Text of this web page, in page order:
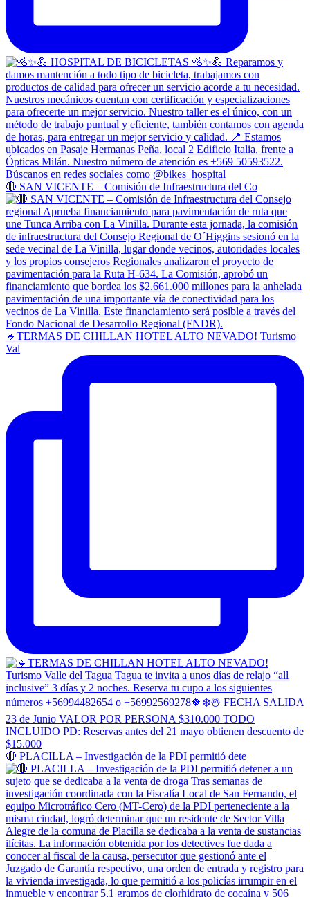
🔴 SAN VICENTE – Comisión de Infraestructura del Co
🔹TERMAS DE CHILLAN HOTEL ALTO NEVADO! Turismo
Val
🔴 PLACILLA – Investigación de la PDI permitió dete